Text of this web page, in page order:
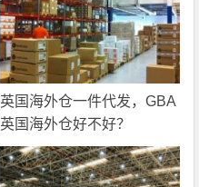
英国海外仓一件代发，GBA
英国海外仓好不好？